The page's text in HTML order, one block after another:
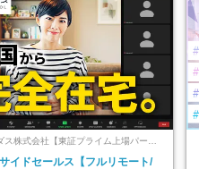
ス株式会社【東証プライム上場パーソ
イドセールス【フルリモート/